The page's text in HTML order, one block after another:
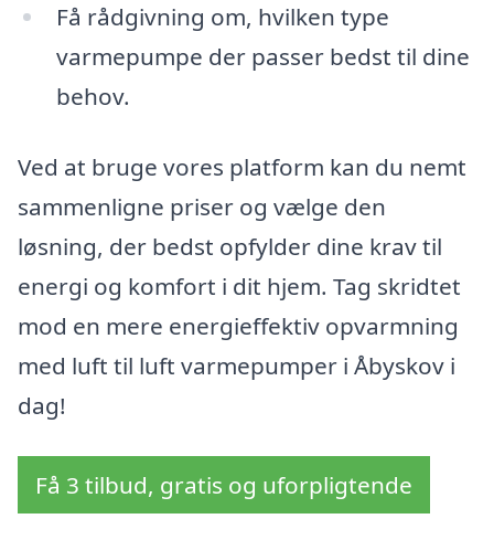
Få rådgivning om, hvilken type
varmepumpe der passer bedst til dine
behov.
Ved at bruge vores platform kan du nemt
sammenligne priser og vælge den
løsning, der bedst opfylder dine krav til
energi og komfort i dit hjem. Tag skridtet
mod en mere energieffektiv opvarmning
med luft til luft varmepumper i Åbyskov i
dag!
Få 3 tilbud, gratis og uforpligtende